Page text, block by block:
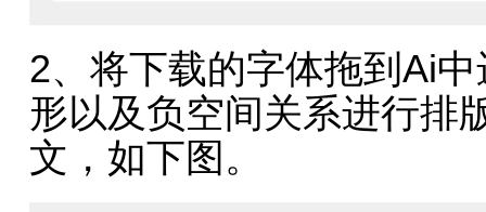
2、将下载的字体拖到Ai
形以及负空间关系进行排
文，如下图。